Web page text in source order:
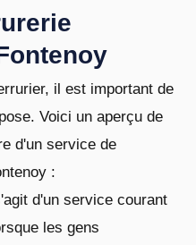
il est important de
Voici un aperçu de
d'un service de
:
d'un service courant
les gens